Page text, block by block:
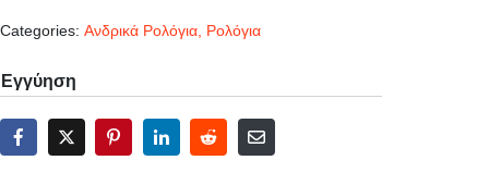
Categories: Ανδρικά Ρολόγια, Ρολόγια
Εγγύηση